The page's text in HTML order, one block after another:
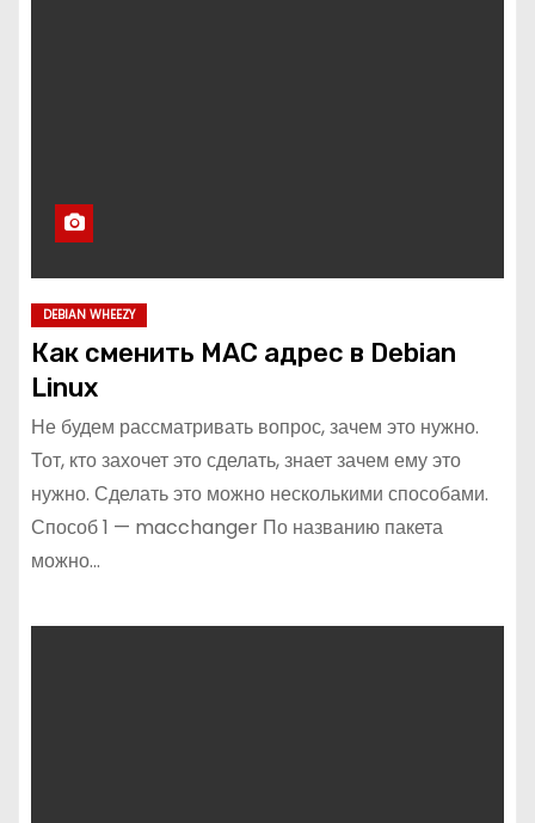
DEBIAN WHEEZY
Как сменить MAC адрес в Debian
Linux
Не будем рассматривать вопрос, зачем это нужно.
Тот, кто захочет это сделать, знает зачем ему это
нужно. Сделать это можно несколькими способами.
Способ 1 — macchanger По названию пакета
можно…